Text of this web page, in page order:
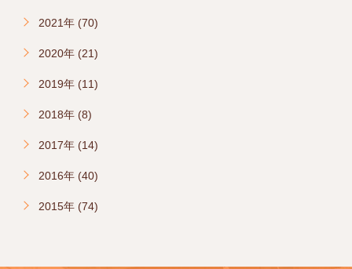
2021年 (70)
2020年 (21)
2019年 (11)
2018年 (8)
2017年 (14)
2016年 (40)
2015年 (74)